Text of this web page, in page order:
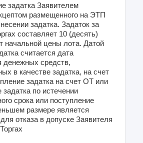
задатка Заявителем
размещенного на ЭТП
задатка. Задаток за
составляет 10 (десять)
начальной цены лота. Датой
считается дата
денежных средств,
в качестве задатка, на счет
задатка на счет ОТ или
задатка по истечении
срока или поступление
размере является
отказа в допуске Заявителя